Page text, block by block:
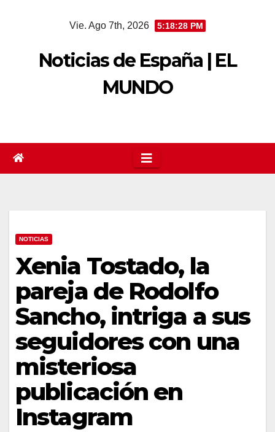
Vie. Ago 7th, 2026 5:18:28 PM
Noticias de España | EL
MUNDO
NOTICIAS
Xenia Tostado, la
pareja de Rodolfo
Sancho, intriga a sus
seguidores con una
misteriosa
publicación en
Instagram